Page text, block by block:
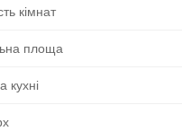
кімнат
площа
кухні